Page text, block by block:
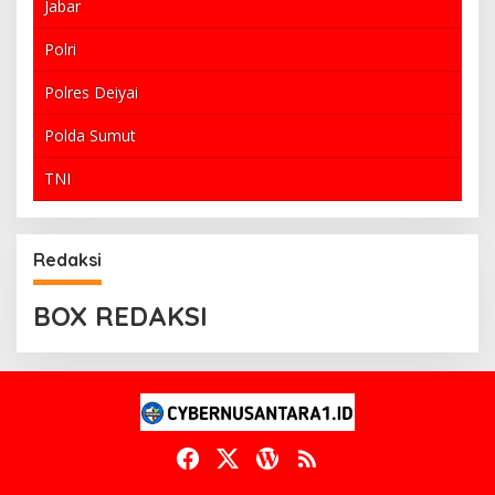
Jabar
Polri
Polres Deiyai
Polda Sumut
TNI
Redaksi
BOX REDAKSI